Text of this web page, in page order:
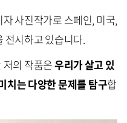
사진작가로 스페인, 미국,
전시하고 있습니다.
의 작품은우리가 살고 있
치는 다양한 문제를 탐구합